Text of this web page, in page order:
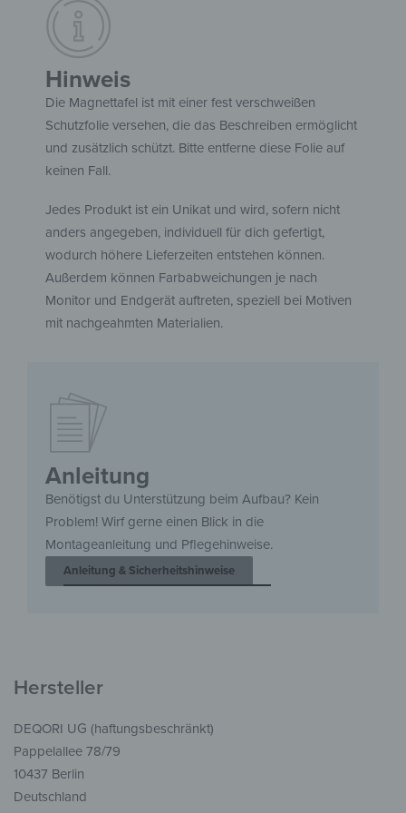
Anleitung
Benötigst du Unterstützung beim Aufbau? Kein
Problem! Wirf gerne einen Blick in die
Montageanleitung und Pflegehinweise.
Anleitung & Sicherheitshinweise
Hinweis
Die Magnettafel ist mit einer fest verschweißen
Schutzfolie versehen, die das Beschreiben ermöglicht
und zusätzlich schützt. Bitte entferne diese Folie auf
keinen Fall.
Jedes Produkt ist ein Unikat und wird, sofern nicht
anders angegeben, individuell für dich gefertigt,
wodurch höhere Lieferzeiten entstehen können.
Außerdem können Farbabweichungen je nach
Monitor und Endgerät auftreten, speziell bei Motiven
mit nachgeahmten Materialien.
Hersteller
DEQORI UG (haftungsbeschränkt)
Pappelallee 78/79
10437 Berlin
Deutschland